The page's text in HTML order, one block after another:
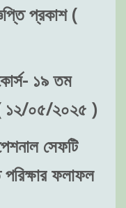
প্রকাশ (
১৯ তম
( ১২/০৫/২০২৫ )
সেফটি
ফলাফল